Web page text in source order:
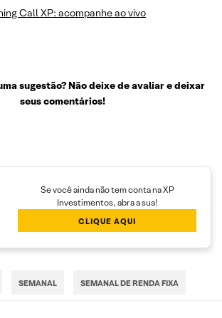
Call XP: acompanhe ao vivo
sugestão? Não deixe de avaliar e deixar
seus comentários!
Se você ainda não tem conta na XP
Investimentos, abra a sua!
CLIQUE AQUI
SEMANAL SEMANAL DE RENDA FIXA